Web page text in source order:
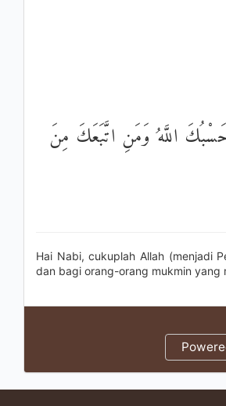
حَسْبُكَ اللَّهُ وَمَنِ اتَّبَعَكَ مِنَ
Hai Nabi, cukuplah Allah (menjadi
dan bagi orang-orang mukmin yang